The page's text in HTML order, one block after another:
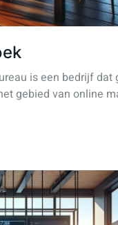
is een bedrijf dat
gebied van online